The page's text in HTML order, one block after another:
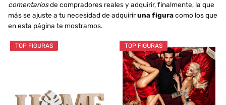
comentariosde compradores reales y adquirir, finalmente, la que
más se ajuste a tu necesidad de adquiriruna figuracomo los que
en esta página te mostramos.
TOP FIGURAS TOP FIGURAS